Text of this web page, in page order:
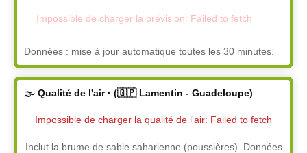
Impossible de charger la prévision: Failed to fetch
Données : mise à jour automatique toutes les 30 minutes.
🌫️ Qualité de l'air · (🇬🇵 Lamentin - Guadeloupe)
Impossible de charger la qualité de l'air: Failed to fetch
Inclut la brume de sable saharienne (poussières). Données